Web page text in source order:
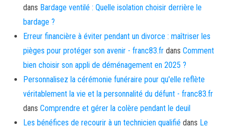
dans Bardage ventilé : Quelle isolation choisir derrière le
bardage ?
Erreur financière à éviter pendant un divorce : maîtriser les
pièges pour protéger son avenir - franc83.fr dans Comment
bien choisir son appli de déménagement en 2025 ?
Personnalisez la cérémonie funéraire pour qu'elle reflète
véritablement la vie et la personnalité du défunt - franc83.fr
dans Comprendre et gérer la colère pendant le deuil
Les bénéfices de recourir à un technicien qualifié dans Le